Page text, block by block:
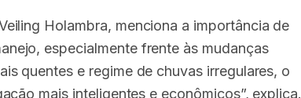
Holambra, menciona a importância de
especialmente frente às mudanças
quentes e regime de chuvas irregulares, o
mais inteligentes e econômicos”, explica.